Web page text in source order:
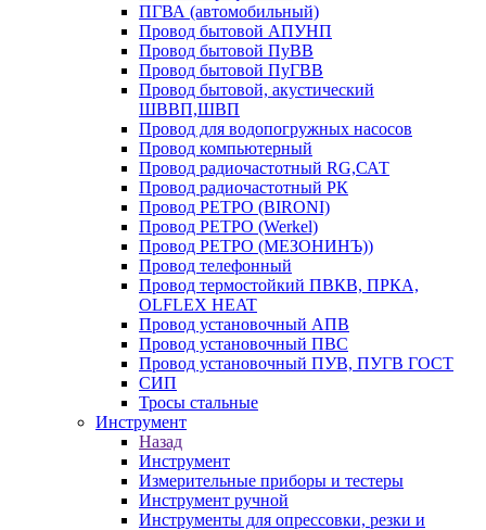
ПГВА (автомобильный)
Провод бытовой АПУНП
Провод бытовой ПуВВ
Провод бытовой ПуГВВ
Провод бытовой, акустический
ШВВП,ШВП
Провод для водопогружных насосов
Провод компьютерный
Провод радиочастотный RG,САТ
Провод радиочастотный РК
Провод РЕТРО (BIRONI)
Провод РЕТРО (Werkel)
Провод РЕТРО (МЕЗОНИНЪ))
Провод телефонный
Провод термостойкий ПВКВ, ПРКА,
OLFLEX HEAT
Провод установочный АПВ
Провод установочный ПВС
Провод установочный ПУВ, ПУГВ ГОСТ
СИП
Тросы стальные
Инструмент
Назад
Инструмент
Измерительные приборы и тестеры
Инструмент ручной
Инструменты для опрессовки, резки и